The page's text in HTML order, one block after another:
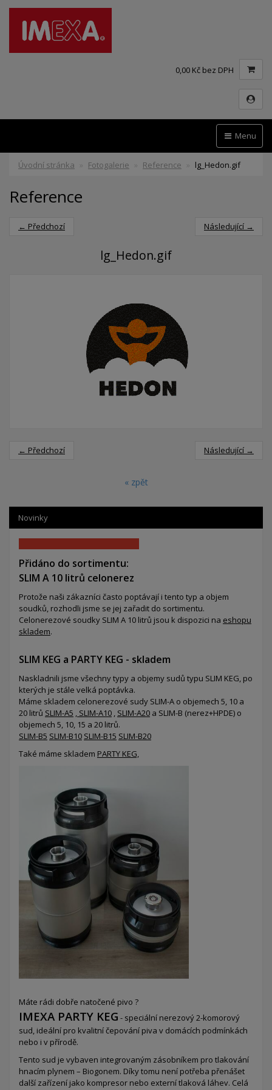
0,00 Kč bez DPH
Menu
Úvodní stránka Fotogalerie Reference lg_Hedon.gif
Reference
← Předchozí Následující →
lg_Hedon.gif
← Předchozí Následující →
« zpět
Novinky
Přidáno do sortimentu:
SLIM A 10 litrů celonerez
Protože naši zákazníci často poptávají i tento typ a objem
soudků, rozhodli jsme se jej zařadit do sortimentu.
Celonerezové soudky SLIM A 10 litrů jsou k dispozici na eshopu
skladem.
SLIM KEG a PARTY KEG - skladem
Naskladnili jsme všechny typy a objemy sudů typu SLIM KEG, po
kterých je stále velká poptávka.
Máme skladem celonerezové sudy SLIM-A o objemech 5, 10 a
20 litrů SLIM-A5 SLIM-A10 SLIM-A20 a SLIM-B (nerez+HPDE) o
objemech 5, 10, 15 a 20 litrů.
SLIM-B5 SLIM-B10 SLIM-B15 SLIM-B20
Také máme skladem PARTY KEG,
Máte rádi dobře natočené pivo ?
IMEXA PARTY KEG - speciální nerezový 2-komorový
sud, ideální pro kvalitní čepování piva v domácích podmínkách
nebo i v přírodě.
Tento sud je vybaven integrovaným zásobníkem pro tlakování
hnacím plynem – Biogonem. Díky tomu není potřeba přenášet
další zařízení jako kompresor nebo externí tlaková láhev. Celá